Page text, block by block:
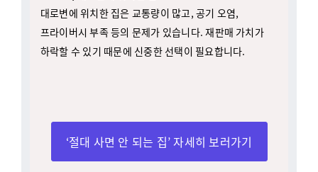
프라이버시 부족 등의 문제가 있습니다. 재판매 가치가
하락할 수 있기 때문에 신중한 선택이 필요합니다.
‘절대 사면 안 되는 집’ 자세히 보러가기